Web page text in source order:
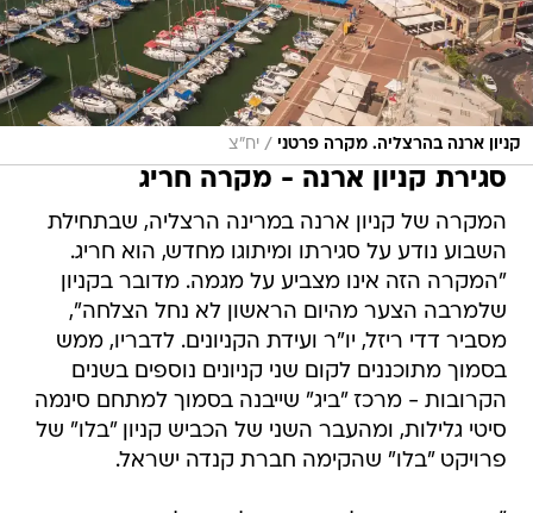
קניון ארנה בהרצליה. מקרה פרטני / יח"צ
סגירת קניון ארנה - מקרה חריג
המקרה של קניון ארנה במרינה הרצליה, שבתחילת
השבוע נודע על סגירתו ומיתוגו מחדש, הוא חריג.
"המקרה הזה אינו מצביע על מגמה. מדובר בקניון
שלמרבה הצער מהיום הראשון לא נחל הצלחה",
מסביר דדי ריזל, יו"ר ועידת הקניונים. לדבריו, ממש
בסמוך מתוכננים לקום שני קניונים נוספים בשנים
הקרובות - מרכז "ביג" שייבנה בסמוך למתחם סינמה
סיטי גלילות, ומהעבר השני של הכביש קניון "בלו" של
פרויקט "בלו" שהקימה חברת קנדה ישראל.